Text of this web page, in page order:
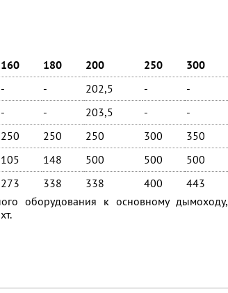
160 180 200 250
300
- - 202,5 -
-
- - 203,5 -
-
250 250 250 300
350
105 148 500 500
500
273 338 338 400
443
оборудования к основному дымоходу,